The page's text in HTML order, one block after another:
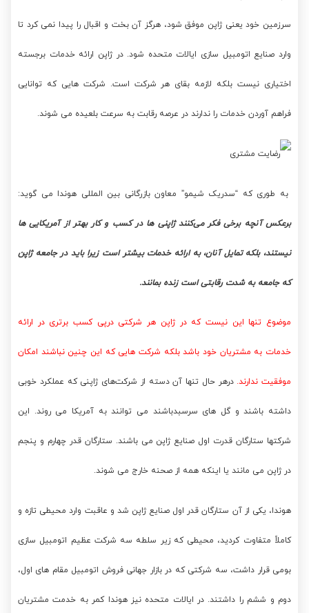
سرزمین خود یعنی ژاپن موفق شود، هرگز آن بخت و اقبال را پیدا نمی کرد تا
وارد صنایع اتومبیل سازی ایالات متحده شود. در ژاپن ارائه خدمات برجسته
اختیاری نیست بلکه لازمه بقای هر شرکت است. شرکت هایی که توانایی
فراهم آوردن خدمات را ندارند در عرصه رقابت به سرعت بلعیده می شوند.
به طوری که “سدریک شیمو” معاون بازرگانی بین المللی هوندا می گوید:
برعکس آنچه برخی فکر می‌کنند ژاپنی ها در کسب و کار بهتر از آمریکایی ها
نیستند، بلکه تمایل آنان، به ارائه خدمات بیشتر است زیرا باید در جامعه ژاپن
که جامعه به شدت رقابتی است زنده بمانند.
موضوع تنها این نیست که در ژاپن هر شرکتی درپی کسب برتری در ارائه
خدمات به مشتریان خود باشد بلکه شرکت هایی که این چنین نباشند امکان
موفقیت ندارند. درهر حال تنها آن دسته از شرکت‌های ژاپنی که عملکرد خوبی
داشته باشند و گل های سرسبدباشند می توانند به آمریکا می روند. این
شرکتها ستارگان قدرت اول صنایع ژاپن می باشند. ستارگان قدر چهارم و پنجم
در ژاپن می مانند یا اینکه همه از صحنه خارج می شوند.
هوندا، یکی از آن ستارگان قدر اول صنایع ژاپن شد و عاقبت وارد محیطی تازه و
کاملاً متفاوت کردید، محیطی که زیر سلطه سه شرکت عظیم اتومبیل سازی
بومی قرار داشت، سه شرکتی که در بازار جهانی فروش اتومبیل مقام های اول،
دوم و ششم را داشتند. در ایالات متحده نیز هوندا کمر به خدمت مشتریان